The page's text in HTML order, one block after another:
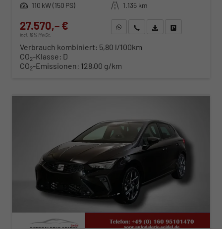
Leistung 110 kW (150 PS) Kilometerstand 1.135 km
27.570,– €
incl. 19% MwSt.
WhatsApp anfragen
Wir rufen Sie anFahrzeugexposé (PDF)
Verbrauch kombiniert: 5,80 l/100km
CO2-Klasse: D
CO2-Emissionen: 128,00 g/km